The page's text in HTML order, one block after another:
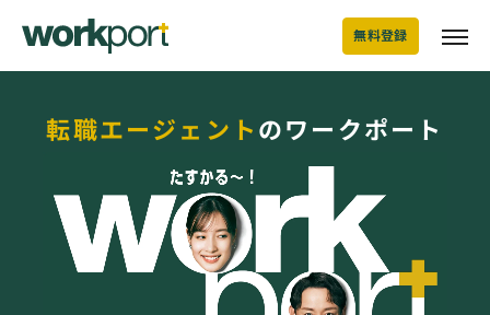
無料登録
転職エージェント のワークポート